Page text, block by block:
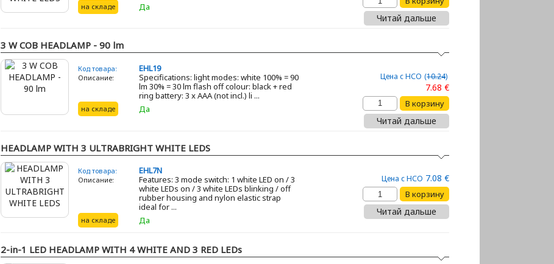
на складе Дa
Читай дальше
3 W COB HEADLAMP - 90 lm
Код товара: EHL19
Описание:
Specifications: light modes: white 100% = 90
lm 30% = 30 lm flash off colour: black + red
ring battery: 3 x AAA (not incl.) li ...
на складе Дa
Цена с НСО (10.24)
7.68 €
Читай дальше
HEADLAMP WITH 3 ULTRABRIGHT WHITE LEDS
Код товара: EHL7N
Описание:
Features: 3 mode switch: 1 white LED on / 3
white LEDs on / 3 white LEDs blinking / off
rubber housing and nylon elastic strap
ideal for ...
на складе Дa
Цена с НСО 7.08 €
Читай дальше
2-in-1 LED HEADLAMP WITH 4 WHITE AND 3 RED LEDs